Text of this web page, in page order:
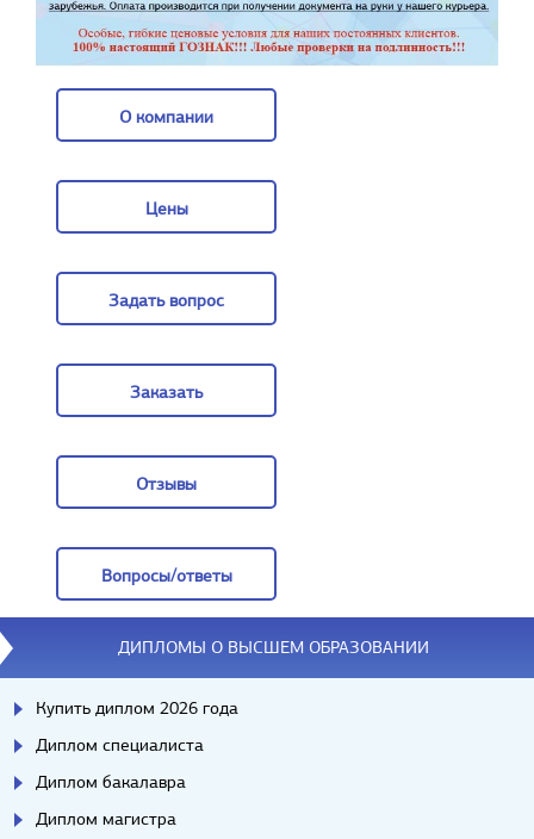
О компании
Цены
Задать вопрос
Заказать
Отзывы
Вопросы/ответы
Вопросы/ответы
ДИПЛОМЫ О ВЫСШЕМ ОБРАЗОВАНИИ
Купить диплом 2026 года
Диплом специалиста
Диплом бакалавра
Диплом магистра